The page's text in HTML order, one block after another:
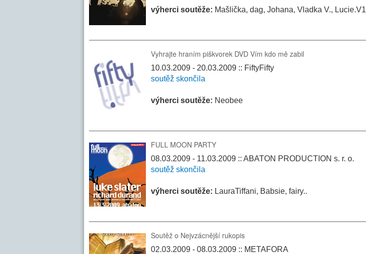
výherci soutěže: Mašlička, dag, Johana, Vladka V., Lucie.V1
Vyhrajte hraním piškvorek DVD Vím kdo mě zabil
10.03.2009 - 20.03.2009 :: FiftyFifty
soutěž skončila
výherci soutěže: Neobee
FULL MOON PARTY
08.03.2009 - 11.03.2009 :: ABATON PRODUCTION s. r. o.
soutěž skončila
výherci soutěže: LauraTiffani, Babsie, fairy..
Soutěž o Nejvzácnější rukopis
02.03.2009 - 08.03.2009 :: METAFORA